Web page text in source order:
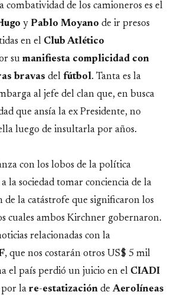
combatividad de los camioneros es el
y Pablo Moyano de ir presos
en el Club Atlético
su manifiesta complicidad con
bravas del fútbol. Tanta es la
al jefe del clan que, en busca
que ansía la ex Presidente, no
luego de insultarla por años.
con los lobos de la política
la sociedad tomar conciencia de la
de la catástrofe que significaron los
cuales ambos Kirchner gobernaron.
relacionadas con la
, que nos costarán otros US$ 5 mil
el país perdió un juicio en el CIADI
por la re-estatización de Aerolíneas